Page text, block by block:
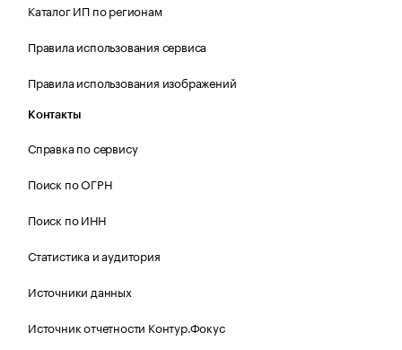
Каталог ИП по регионам
Правила использования сервиса
Правила использования изображений
Контакты
Справка по сервису
Поиск по ОГРН
Поиск по ИНН
Статистика и аудитория
Источники данных
Источник отчетности Контур.Фокус